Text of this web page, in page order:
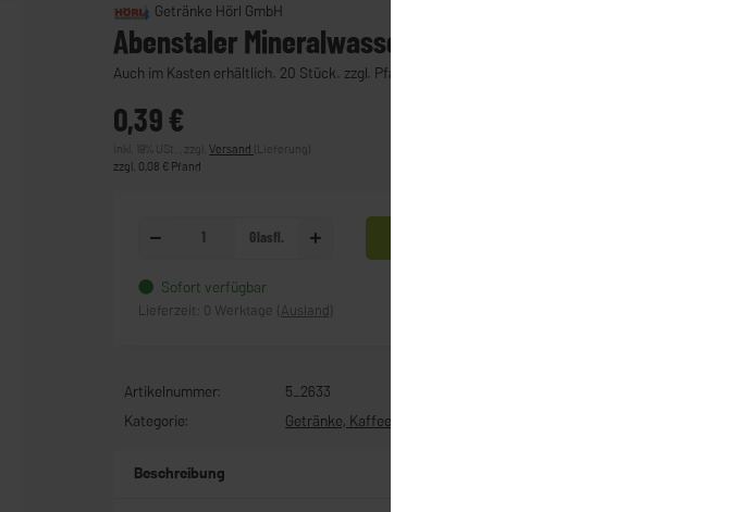
Getränke Hörl GmbH
Abenstaler Mineralwasser spritzig (0,5l)
Auch im Kasten erhältlich. 20 Stück. zzgl. Pfand Träger
0,39 €
inkl. 19% USt. , zzgl.Versand (Lieferung)
zzgl. 0,08 € Pfand
Glasfl.
Sofort verfügbar
Lieferzeit: 0 Werktage (Ausland)
Artikelnummer:
5_2633
Kategorie:
Getränke, Kaffee & Tee
Beschreibung